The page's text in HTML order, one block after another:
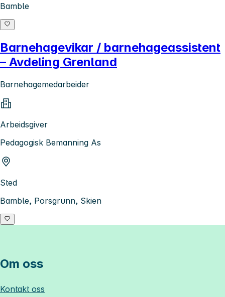
Bamble
Barnehagevikar / barnehageassistent
– Avdeling Grenland
Barnehagemedarbeider
Arbeidsgiver
Pedagogisk Bemanning As
Sted
Bamble, Porsgrunn, Skien
Om oss
Kontakt oss